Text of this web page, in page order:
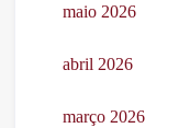
maio 2026
abril 2026
março 2026